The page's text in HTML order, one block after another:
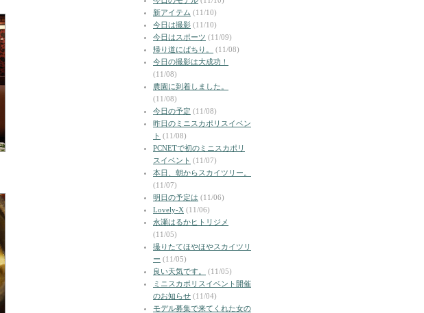
新アイテム (11/10)
今日は撮影 (11/10)
今日はスポーツ (11/09)
帰り道にぱちり。
(11/08)
今日の撮影は大成功！
(11/08)
農園に到着しました。
(11/08)
今日の予定 (11/08)
昨日のミニスカポリスイベン
ト (11/08)
PCNETで初のミニスカポリ
スイベント (11/07)
本日、朝からスカイツリー。
(11/07)
明日の予定は (11/06)
Lovely-X (11/06)
永瀬はるかヒトリジメ
(11/05)
撮りたてほやほやスカイツリ
ー (11/05)
良い天気です。
(11/05)
ミニスカポリスイベント開催
のお知らせ (11/04)
モデル募集で来てくれた女の